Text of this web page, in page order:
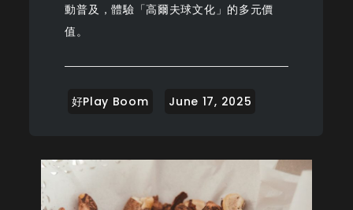
動普及，體驗「高爾夫球文化」的多元價
值。